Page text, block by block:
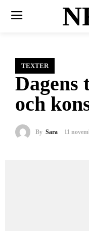
TEXTER
Dagens
och
By Sara 11